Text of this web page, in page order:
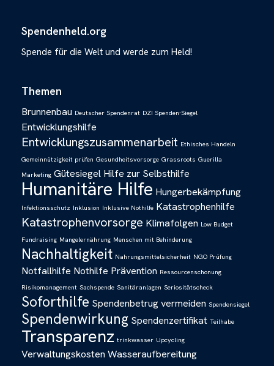
Spendenheld.org
Spende für die Welt und werde zum Held!
Themen
Brunnenbau Deutscher Spendenrat DZI Spenden-Siegel
Entwicklungshilfe
Entwicklungszusammenarbeit Ethisches Handeln
Gemeinnützigkeit prüfen Gesundheitsvorsorge Grassroots Guerilla
Marketing Gütesiegel Hilfe zur Selbsthilfe
Humanitäre Hilfe Hungerbekämpfung
Infektionsschutz Inklusion Inklusive Nothilfe Katastrophenhilfe
Katastrophenvorsorge Klimafolgen Low Budget
Fundraising Mangelernährung Menschen mit Behinderung
Nachhaltigkeit Nahrungsmittelsicherheit NGO Prüfung
Notfallhilfe Nothilfe Prävention Ressourcenschonung
Risikomanagement Sachspende Sanitäranlagen Seriositätscheck
Soforthilfe Spendenbetrug vermeiden Spendensiegel
Spendenwirkung Spendenzertifikat Teilhabe
Transparenz trinkwasser Upcycling
Verwaltungskosten Wasseraufbereitung